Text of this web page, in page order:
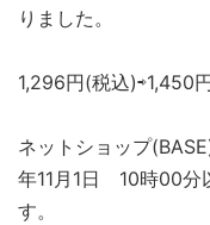
りました。
1,296円(税込)⇨1,450
ネットショップ
年11月1日 10時00分
す。